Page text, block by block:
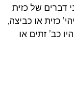
דברים של כזית
כזית או כביצה,
שיחד יהיו כב’ זתים או